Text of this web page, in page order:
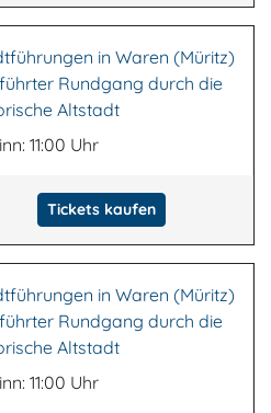
in Waren (Müritz)
Rundgang durch die
Altstadt
11:00 Uhr
Tickets kaufen
in Waren (Müritz)
Rundgang durch die
Altstadt
11:00 Uhr